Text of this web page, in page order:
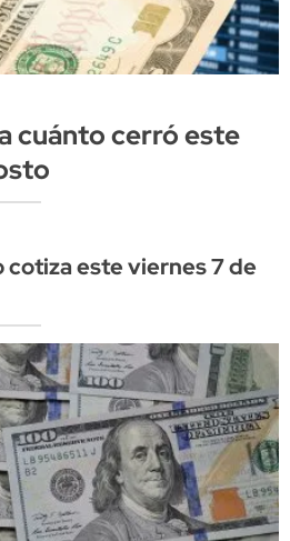
cuánto cerró este
cotiza este viernes 7 de